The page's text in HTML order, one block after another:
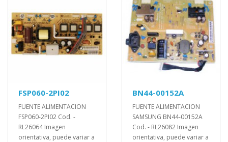
FSP060-2PI02
FUENTE ALIMENTACION
FSP060-2PI02 Cod. -
RL26064 Imagen
orientativa, puede variar a
BN44-00152A
FUENTE ALIMENTACION
SAMSUNG BN44-00152A
Cod. - RL26082 Imagen
orientativa, puede variar a